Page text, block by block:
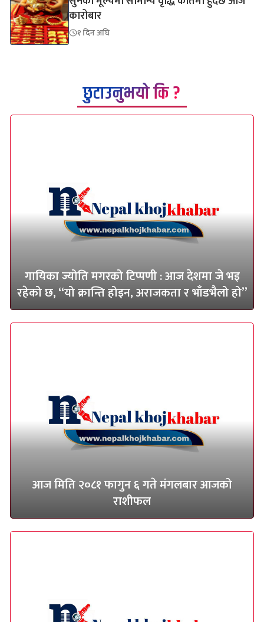
कारोबार
१ दिन अघि
छुटाउनुभयो कि ?
गायिका ज्योति मगरको टिप्पणी : आज देशमा जे भइ
रहेको छ, “यो क्रान्ति होइन, अराजकता र भाँडभैलो हो”
आज मिति २०८१ फागुन ६ गते मंगलबार आजको
राशीफल